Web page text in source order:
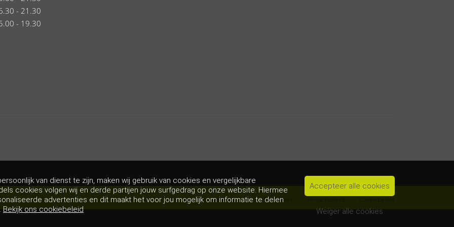
- 21.30
- 19.30
Algemene voorwaarden Disclaimer
van dienst te zijn, maken wij gebruik van cookies en vergelijkbare
cookies volgen wij en derde partijen jouw surfgedrag op onze website. Hiermee
advertenties en dit maakt het voor jou mogelijk om informatie te delen
Bekijk ons cookiebeleid
Accepteer alle cookies
Weiger alle cookies